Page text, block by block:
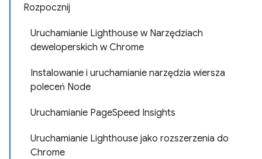
Rozpocznij
Uruchamianie Lighthouse w Narzędziach
deweloperskich w Chrome
Instalowanie i uruchamianie narzędzia wiersza
poleceń Node
Uruchamianie PageSpeed Insights
Uruchamianie Lighthouse jako rozszerzenia do
Chrome